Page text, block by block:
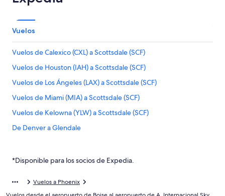
Vuelos
Vuelos de Calexico (CXL) a Scottsdale (SCF)
Vuelos de Houston (IAH) a Scottsdale (SCF)
Vuelos de Los Ángeles (LAX) a Scottsdale (SCF)
Vuelos de Miami (MIA) a Scottsdale (SCF)
Vuelos de Kelowna (YLW) a Scottsdale (SCF)
De Denver a Glendale
De Denver a Centro de Phoenix
Vuelos de Albuquerque (ABQ) a Mesa (AZA)
*Disponible para los socios de Expedia.
Vuelos a Phoenix